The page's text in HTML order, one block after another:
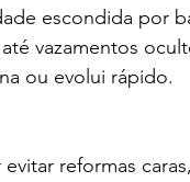
escondida por
vazamentos
ou evolui rápido.
reformas